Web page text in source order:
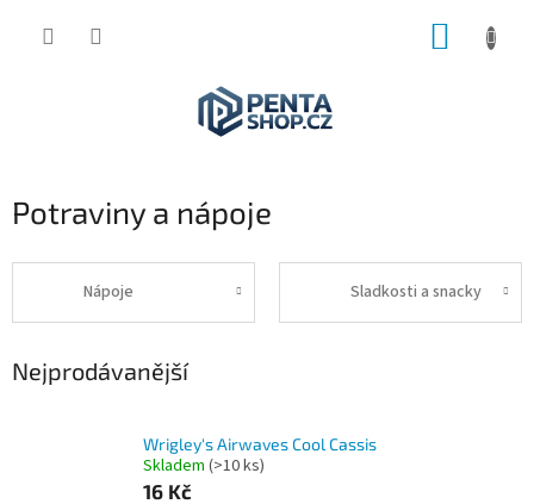
Potraviny a nápoje
Nápoje Sladkosti a snacky
Nejprodávanější
Wrigley's Airwaves Cool Cassis
Skladem (>10 ks)
16 Kč